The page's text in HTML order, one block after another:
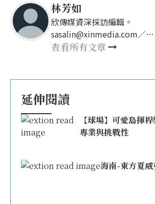
林芳如
欣傳媒資深採訪編輯。
sasalin@xinmedia.com／
happy21917@gmail.com
查看所有文章
延伸閱讀
【球場】可愛島揮
專業與挑戰性
海南-東方夏